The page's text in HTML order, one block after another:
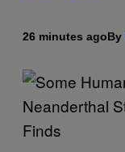
26 minutes agoBy